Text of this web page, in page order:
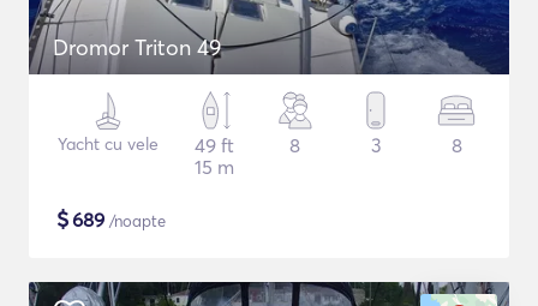
Dromor Triton 49
Yacht cu vele
49 ft
15 m
8 3 8
$689 /noapte